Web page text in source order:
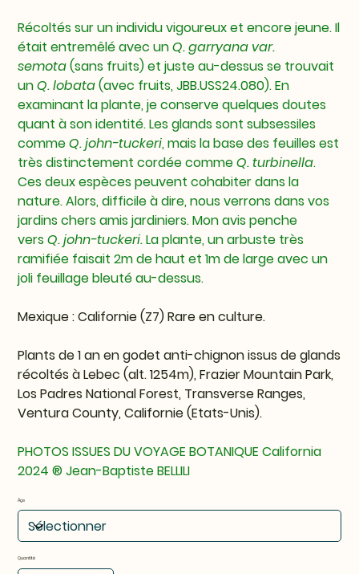
Récoltés sur un individu vigoureux et encore jeune. Il
était entremêlé avec unQ. garryana var.
semota(sans fruits) et juste au-dessus se trouvait
unQ. lobata(avec fruits, JBB.USS24.080). En
examinant la plante, je conserve quelques doutes
quant à son identité. Les glands sont subsessiles
commeQ. john-tuckeri, mais la base des feuilles est
très distinctement cordée commeQ. turbinella.
Ces deux espèces peuvent cohabiter dans la
nature. Alors, difficile à dire, nous verrons dans vos
jardins chers amis jardiniers. Mon avis penche
versQ. john-tuckeri.La plante, un arbuste très
ramifiée faisait 2m de haut et 1m de large avec un
joli feuillage bleuté au-dessus.
Mexique : Californie (Z7)Rare en culture.
Plants de 1 an en godet anti-chignon issus de glands
récoltés à Lebec (alt. 1254m), Frazier Mountain Park,
Los Padres National Forest, Transverse Ranges,
Ventura County, Californie (Etats-Unis).
PHOTOS ISSUES DU VOYAGE BOTANIQUE California
2024 ® Jean-Baptiste BELLILI
Âge
Quantité